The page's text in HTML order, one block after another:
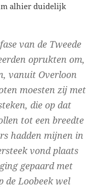
alhier duidelijk
van de Tweede
oprukten om,
vanuit Overloon
moesten zij met
die op dat
tot een breedte
hadden mijnen in
vond plaats
gepaard met
de Loobeek wel